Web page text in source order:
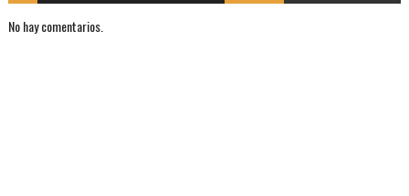
No hay comentarios.